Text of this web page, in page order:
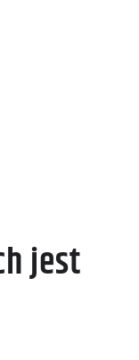
jest